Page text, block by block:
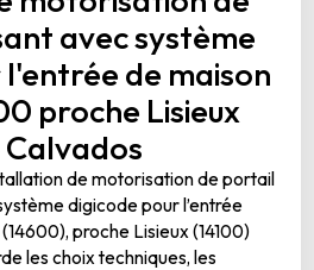
avec système
de maison
proche Lisieux
Calvados
de motorisation de portail
digicode pour l’entrée
proche Lisieux (14100)
les choix techniques, les